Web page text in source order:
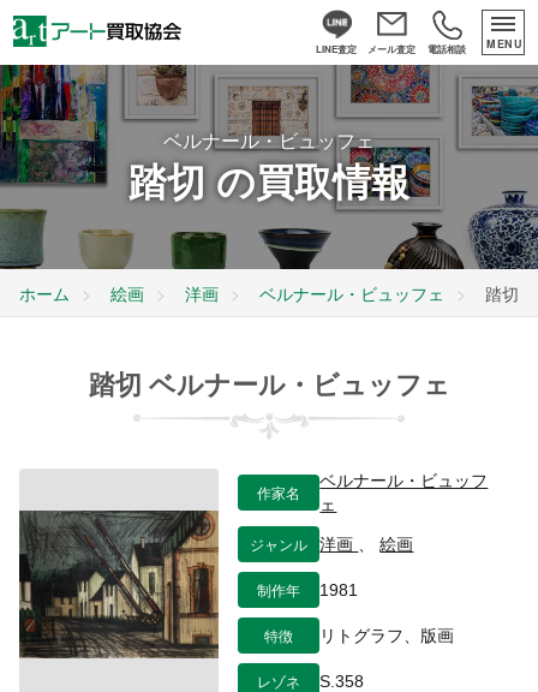
LINE査定 メール査定 電話相談 MENU
ベルナール・ビュッフェ
踏切 の買取情報
ホーム 絵画 洋画 ベルナール・ビュッフェ 踏切
踏切 ベルナール・ビュッフェ
作家名
ベルナール・ビュッフ
ェ
ジャンル 洋画 、絵画
制作年 1981
特徴 リトグラフ、版画
レゾネ S.358